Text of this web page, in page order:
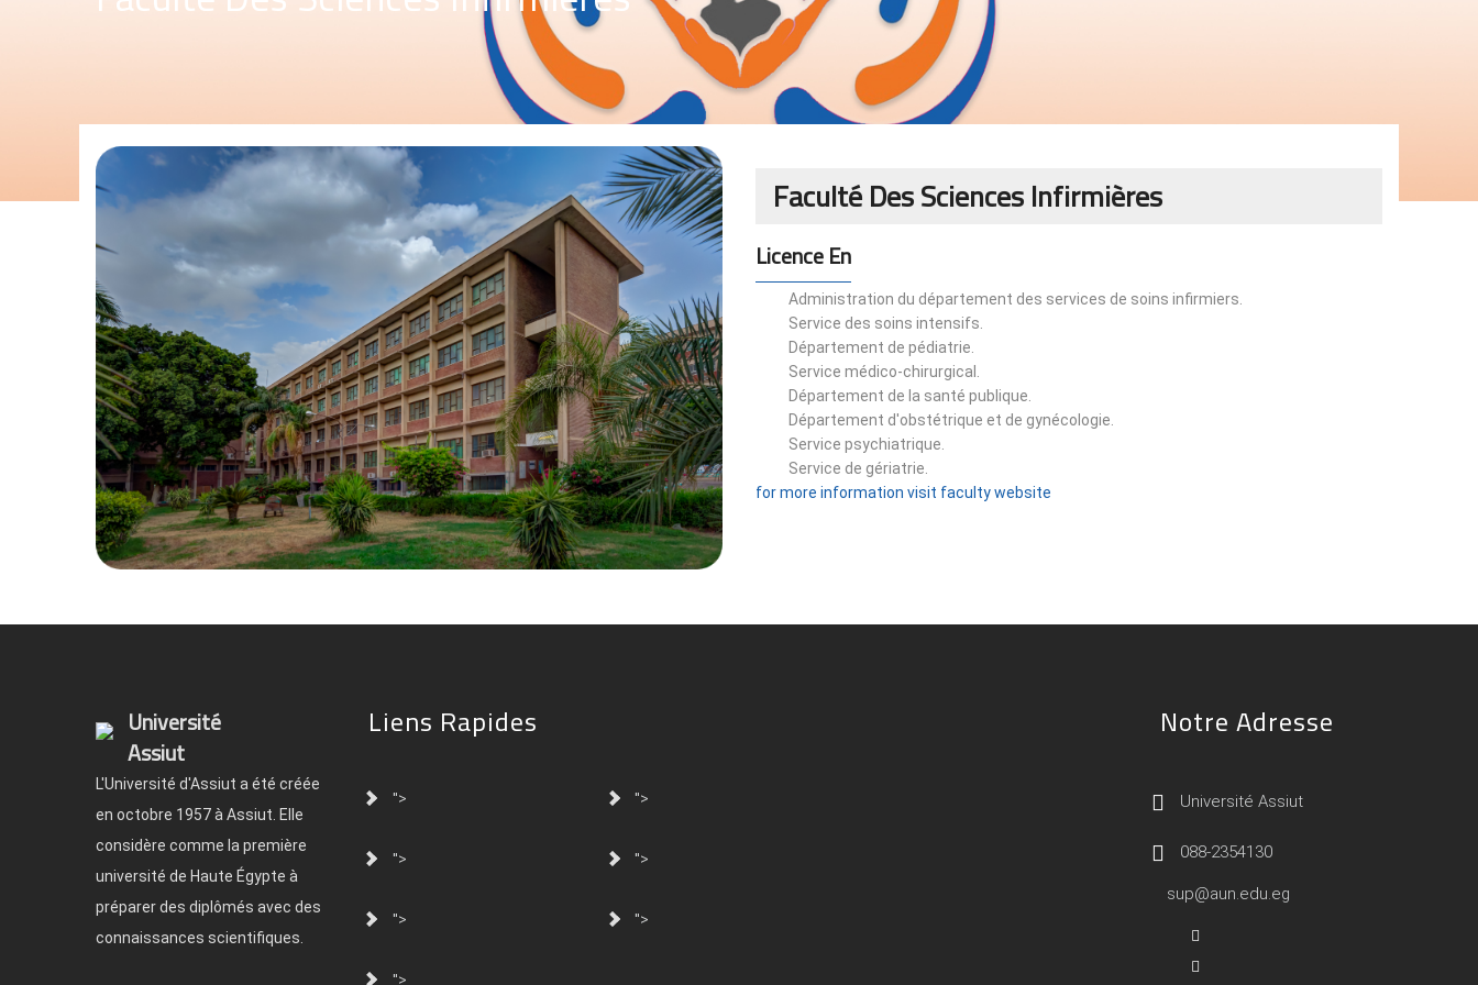
Faculté Des Sciences Infirmières
Licence En
Administration du département des services de soins infirmiers.
Service des soins intensifs.
Département de pédiatrie.
Service médico-chirurgical.
Département de la santé publique.
Département d'obstétrique et de gynécologie.
Service psychiatrique.
Service de gériatrie.
for more information visit faculty website
Université
Assiut
L'Université d'Assiut a été créée
en octobre 1957 à Assiut. Elle
considère comme la première
université de Haute Égypte à
préparer des diplômés avec des
connaissances scientifiques.
Liens Rapides
"> ">
"> ">
"> ">
">
Notre Adresse
Université Assiut
088-2354130
sup@aun.edu.eg